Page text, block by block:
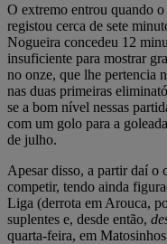
O extremo entrou quando
registou cerca de sete
Nogueira concedeu 12
insuficiente para mostrar
no onze, que lhe pertencia
nas duas primeiras
se a bom nível nessas
com um golo para a
de julho.
Apesar disso, a partir daí
competir, tendo ainda
Liga (derrota em Arouca,
suplentes e, desde então,
quarta-feira, em